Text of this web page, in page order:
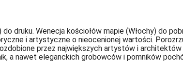
druku. Wenecja kościołów mapie (Włochy) do
i artystyczne o nieocenionej wartości.
przez największych artystów i
a nawet eleganckich grobowców i pomników